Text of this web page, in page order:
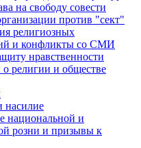
на свободу совести
против "сект"
религиозных
и конфликты со СМИ
нравственности
о религии и обществе
насилие
национальной и
розни и призывы к